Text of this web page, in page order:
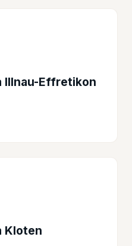
Illnau-Effretikon
Kloten